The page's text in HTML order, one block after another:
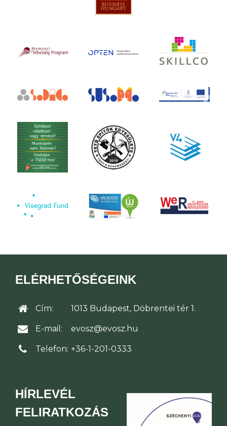
ELÉRHETŐSÉGEINK
Cím: 1013 Budapest, Döbrentei tér 1.
E-mail: evosz@evosz.hu
Telefon: +36-1-201-0333
HÍRLEVÉL
FELIRATKOZÁS